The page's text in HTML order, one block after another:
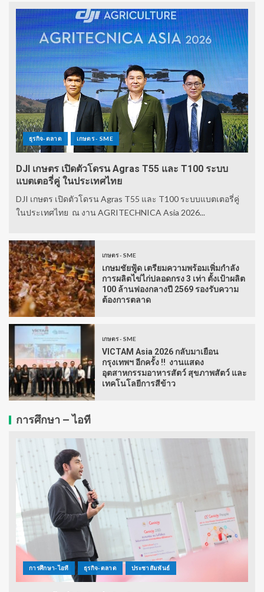
ธุรกิจ-ตลาด เกษตร - SME
DJI เกษตร เปิดตัวโดรน Agras T55 และ T100 ระบบ
แบตเตอรี่คู่ ในประเทศไทย
DJI เกษตร เปิดตัวโดรน Agras T55 และ T100 ระบบแบตเตอรี่คู่
ในประเทศไทย ณ งาน AGRITECHNICA Asia 2026...
เกษตร - SME
เกษมชัยฟู้ด เตรียมความพร้อมเพิ่มกำลัง
การผลิตไข่ไก่ปลอดกรง 3 เท่า ตั้งเป้าผลิต
100 ล้านฟองกลางปี 2569 รองรับความ
ต้องการตลาด
เกษตร - SME
VICTAM Asia 2026 กลับมาเยือน
กรุงเทพฯ อีกครั้ง !! งานแสดง
อุตสาหกรรมอาหารสัตว์ สุขภาพสัตว์ และ
เทคโนโลยีการสีข้าว
การศึกษา – ไอที
การศึกษา-ไอที ธุรกิจ-ตลาด ประชาสัมพันธ์